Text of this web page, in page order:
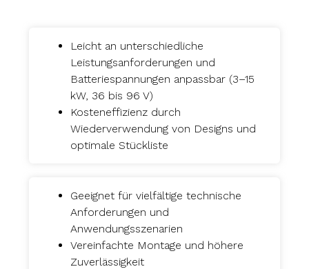
Leicht an unterschiedliche
Leistungsanforderungen und
Batteriespannungen anpassbar (3–15
kW, 36 bis 96 V)
Kosteneffizienz durch
Wiederverwendung von Designs und
optimale Stückliste
Geeignet für vielfältige technische
Anforderungen und
Anwendungsszenarien
Vereinfachte Montage und höhere
Zuverlässigkeit